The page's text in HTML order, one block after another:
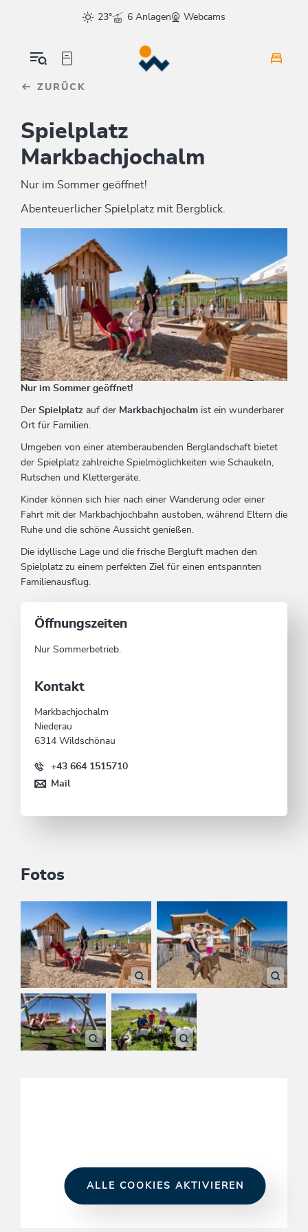
sr.skip-to.main-content
sr.skip-to.table-of-contents
sr.skip-to.main-navigation
23°
6 Anlagen Webcams
ZURÜCK
Spielplatz
Markbachjochalm
Nur im Sommer geöffnet!
Abenteuerlicher Spielplatz mit Bergblick.
Nur im Sommer geöffnet!
Der Spielplatz auf der Markbachjochalm ist ein wunderbarer
Ort für Familien.
Umgeben von einer atemberaubenden Berglandschaft bietet
der Spielplatz zahlreiche Spielmöglichkeiten wie Schaukeln,
Rutschen und Klettergeräte.
Kinder können sich hier nach einer Wanderung oder einer
Fahrt mit der Markbachjochbahn austoben, während Eltern die
Ruhe und die schöne Aussicht genießen.
Die idyllische Lage und die frische Bergluft machen den
Spielplatz zu einem perfekten Ziel für einen entspannten
Familienausflug.
Fotos
ALLE COOKIES AKTIVIEREN
Öffnungszeiten
Nur Sommerbetrieb.
Kontakt
Markbachjochalm
Niederau
6314 Wildschönau
+43 664 1515710
Mail